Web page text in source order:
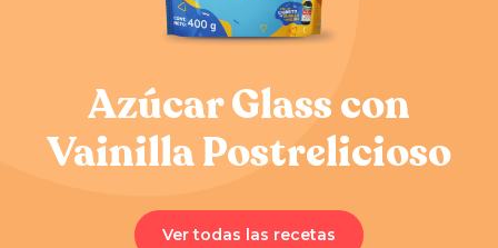
Azúcar Glass con
VainillaPostrelicioso
Ver todas las recetas